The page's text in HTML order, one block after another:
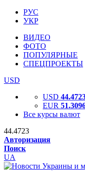
РУС
УКР
ВИДЕО
ФОТО
ПОПУЛЯРНЫЕ
СПЕЦПРОЕКТЫ
USD
USD
EUR
Все курсы валют
44.4723
Авторизация
Поиск
UA